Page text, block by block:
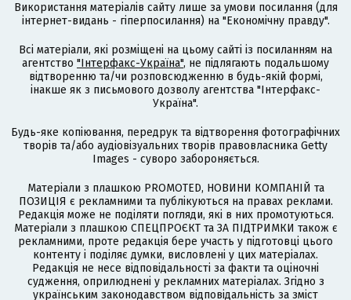
Використання матеріалів сайту лише за умови посилання (для
інтернет-видань - гіперпосилання) на "Економічну правду".
Всі матеріали, які розміщені на цьому сайті із посиланням на
агентство "Інтерфакс-Україна", не підлягають подальшому
відтворенню та/чи розповсюдженню в будь-якій формі,
інакше як з письмового дозволу агентства "Інтерфакс-
Україна".
Будь-яке копіювання, передрук та відтворення фотографічних
творів та/або аудіовізуальних творів правовласника Getty
Images - суворо забороняється.
Матеріали з плашкою PROMOTED, НОВИНИ КОМПАНІЙ та
ПОЗИЦІЯ є рекламними та публікуються на правах реклами.
Редакція може не поділяти погляди, які в них промотуються.
Матеріали з плашкою СПЕЦПРОЄКТ та ЗА ПІДТРИМКИ також є
рекламними, проте редакція бере участь у підготовці цього
контенту і поділяє думки, висловлені у цих матеріалах.
Редакція не несе відповідальності за факти та оціночні
судження, оприлюднені у рекламних матеріалах. Згідно з
українським законодавством відповідальність за зміст